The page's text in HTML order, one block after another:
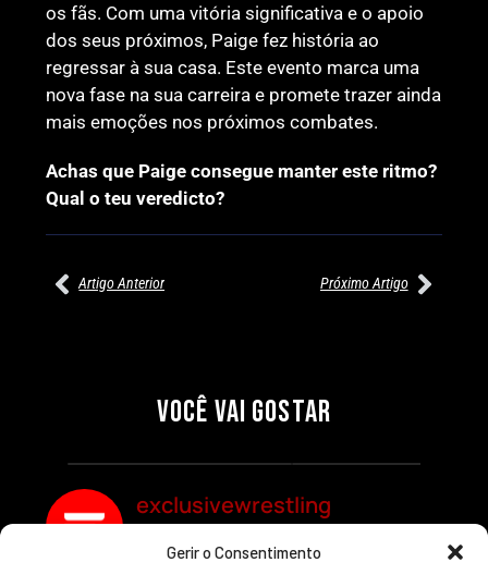
Gerir o Consentimento
os fãs. Com uma vitória significativa e o apoio
dos seus próximos, Paige fez história ao
regressar à sua casa. Este evento marca uma
nova fase na sua carreira e promete trazer ainda
mais emoções nos próximos combates.
Achas que Paige consegue manter este ritmo?
Qual o teu veredicto?
Artigo Anterior Próximo Artigo
VOCÊ VAI GOSTAR
SEGMENTOS A NÃO PERDER
Por exclusivewrestling
MUNDIAL FEMININO NA AEW
REDEMPTION
Por exclusivewrestling
exclusivewrestling
Ver mais Artigos